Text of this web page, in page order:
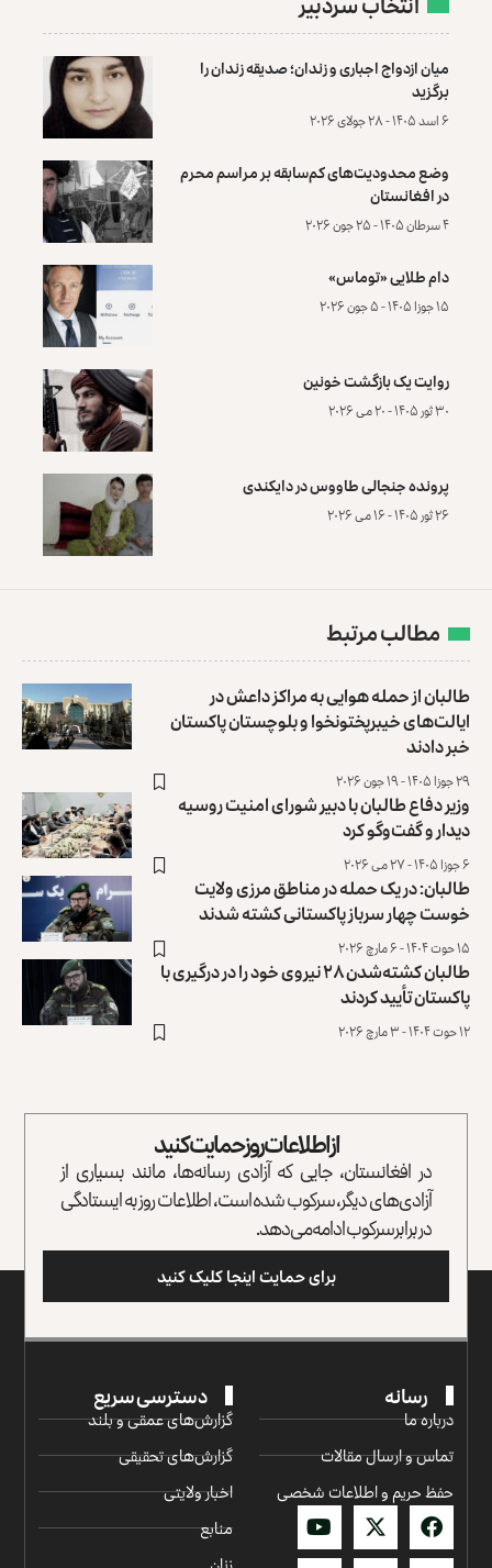
میان ازدواج اجباری و زندان؛ صدیقه زندان را
برگزید
۶ اسد ۱۴۰۵ - ۲۸ جولای ۲۰۲۶
وضع محدودیت‌های کم‌سابقه بر مراسم محرم
در افغانستان
۴ سرطان ۱۴۰۵ - ۲۵ جون ۲۰۲۶
دام طلایی «توماس»
۱۵ جوزا ۱۴۰۵ - ۵ جون ۲۰۲۶
روایت یک بازگشت خونین
۳۰ ثور ۱۴۰۵ - ۲۰ می ۲۰۲۶
پرونده‌ جنجالی طاووس در دایکندی
۲۶ ثور ۱۴۰۵ - ۱۶ می ۲۰۲۶
مطالب مرتبط
طالبان از حمله هوایی به مراکز داعش در
ایالت‌های خیبرپختونخوا و بلوچستان پاکستان
خبر دادند
۲۹ جوزا ۱۴۰۵ - ۱۹ جون ۲۰۲۶
وزیر دفاع طالبان با دبیر شورای امنیت روسیه
دیدار و گفت‌وگو کرد
۶ جوزا ۱۴۰۵ - ۲۷ می ۲۰۲۶
طالبان: در یک حمله در مناطق مرزی ولایت
خوست چهار سرباز پاکستانی کشته شدند
۱۵ حوت ۱۴۰۴ - ۶ مارچ ۲۰۲۶
طالبان کشته‌شدن ۲۸ نیروی خود را در درگیری با
پاکستان تأیید کردند
۱۲ حوت ۱۴۰۴ - ۳ مارچ ۲۰۲۶
از اطلاعات روز حمایت کنید
در افغانستان، جایی که آزادی رسانه‌ها، مانند بسیاری از
آزادی‌های دیگر، سرکوب شده است، اطلاعات روز به ایستادگی
در برابر سرکوب ادامه می‌دهد.
برای حمایت اینجا کلیک کنید
رسانه
درباره ما
تماس و ارسال مقالات
حفظ حریم و اطلاعات شخصی
دسترسی سریع
گزارش‌‌های عمقی و بلند
گزارش‌های تحقیقی
اخبار ولایتی
منابع